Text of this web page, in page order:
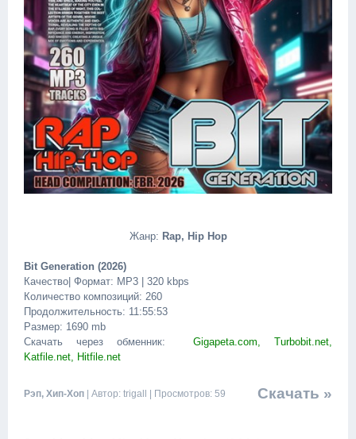
Жанр: Rap, Hip Hop
Bit Generation (2026)
Качество| Формат: MP3 | 320 kbps
Количество композиций: 260
Продолжительность: 11:55:53
Размер: 1690 mb
Скачать через обменник: Gigapeta.com, Turbobit.net,
Katfile.net, Hitfile.net
Скачать »
Рэп, Хип-Хоп | Автор: trigall | Просмотров: 59